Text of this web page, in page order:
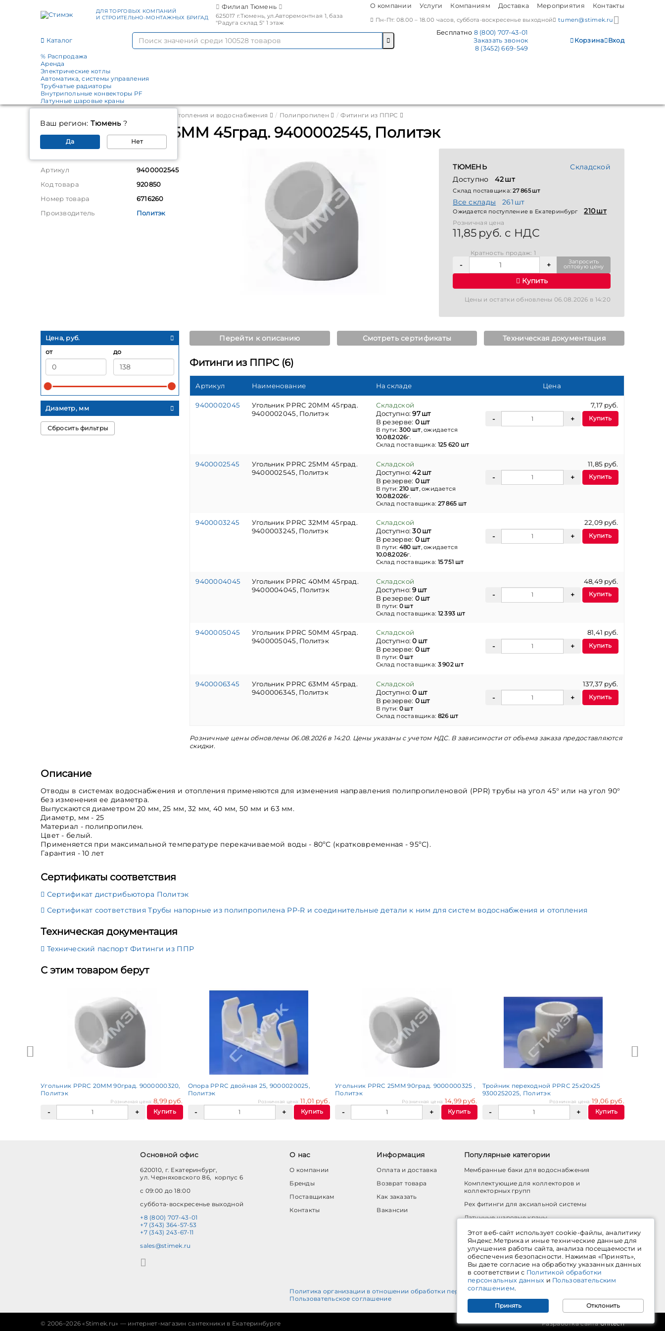
ДЛЯ ТОРГОВЫХ КОМПАНИЙ
И СТРОИТЕЛЬНО-МОНТАЖНЫХ БРИГАД
Филиал Тюмень
625017 г.Тюмень, ул.Авторемонтная 1, база
"Радуга склад 5" 1 этаж
Ваш регион: Тюмень?
Да Нет
О компании Услуги Компаниям Доставка Мероприятия Контакты
Пн-Пт: 08.00 – 18.00 часов, суббота-воскресенье выходной tumen@stimek.ru
Каталог
Бесплатно 8 (800) 707-43-01
Заказать звонок
8 (3452) 669-549
Корзина Вход
% Распродажа
Аренда
Электрические котлы
Автоматика, системы управления
Трубчатые радиаторы
Внутрипольные конвекторы PF
Латунные шаровые краны
Трубы и фитинги для отопления и водоснабжения Полипропилен Фитинги из ППРС
Угольник PPRC 25ММ 45град. 9400002545, Политэк
Артикул
9400002545
Код товара
920850
Номер товара
6716260
Производитель
Политэк
Складской
ТЮМЕНЬ
Доступно42 шт
Склад поставщика:27 865 шт
Все склады 261 шт
Ожидается поступление в Екатеринбург 210 шт
Розничная цена
11,85 руб. с НДС
Кратность продаж: 1
Запросить
оптовую цену
Купить
Цены и остатки обновлены 06.08.2026 в 14:20
Цена, руб.
от
до
Диаметр, мм
Сбросить фильтры
Перейти к описанию Смотреть сертификаты Техническая документация
Фитинги из ППРС (6)
Артикул Наименование На складе Цена
9400002045
Угольник PPRC 20ММ 45град.
9400002045, Политэк
Складской
Доступно:97 шт
В резерве: 0 шт
В пути: 300 шт, ожидается
10.08.2026г.
Склад поставщика: 125 620 шт
7,17 руб.
Купить
9400002545
Угольник PPRC 25ММ 45град.
9400002545, Политэк
Складской
Доступно:42 шт
В резерве: 0 шт
В пути: 210 шт , ожидается
10.08.2026г.
Склад поставщика: 27 865 шт
11,85 руб.
Купить
9400003245
Угольник PPRC 32MМ 45град.
9400003245, Политэк
Складской
Доступно:30 шт
В резерве: 0 шт
В пути: 480 шт, ожидается
10.08.2026г.
Склад поставщика: 15 751 шт
22,09 руб.
Купить
9400004045
Угольник PPRC 40ММ 45град.
9400004045, Политэк
Складской
Доступно:9 шт
В резерве: 0 шт
В пути: 0 шт
Склад поставщика: 12 393 шт
48,49 руб.
Купить
9400005045
Угольник PPRC 50ММ 45град.
9400005045, Политэк
Складской
Доступно:0 шт
В резерве: 0 шт
В пути: 0 шт
Склад поставщика: 3 902 шт
81,41 руб.
Купить
9400006345
Угольник PPRC 63ММ 45град.
9400006345, Политэк
Складской
Доступно:0 шт
В резерве: 0 шт
В пути: 0 шт
Склад поставщика: 826 шт
137,37 руб.
Купить
Розничные цены обновлены 06.08.2026 в 14:20. Цены указаны с учетом НДС. В зависимости от объема заказа предоставляются
скидки.
Описание
Отводы в системах водоснабжения и отопления применяются для изменения направления полипропиленовой (PPR) трубы на угол 45° или на угол 90°
без изменения ее диаметра.
Выпускаются диаметром 20 мм, 25 мм, 32 мм, 40 мм, 50 мм и 63 мм.
Диаметр, мм - 25
Материал - полипропилен.
Цвет - белый.
Применяется при максимальной температуре перекачиваемой воды - 80ºС (кратковременная - 95ºС).
Гарантия - 10 лет
Сертификаты соответствия
Сертификат дистрибьютора Политэк
Сертификат соответствия Трубы напорные из полипропилена PP-R и соединительные детали к ним для систем водоснабжения и отопления
Техническая документация
Технический паспорт Фитинги из ППР
С этим товаром берут
Угольник PPRC 20ММ 90град. 9000000320,
Политэк
Розничная цена: 8,99 руб.
Купить
Опора PPRC двойная 25, 9000020025,
Политэк
Розничная цена:11,01 руб.
Купить
Угольник PPRC 25ММ 90град. 9000000325 ,
Политэк
Розничная цена: 14,99 руб.
Купить
Тройник переходной PPRC 25х20х25
9300252025, Политэк
Розничная цена:19,06 руб.
Купить
Основной офис
620010, г. Екатеринбург,
ул. Черняховского 86, корпус 6
с 09:00 до 18:00
суббота-воскресенье выходной
+8 (800) 707-43-01
+7 (343) 364-57-53
+7 (343) 243-67-11
sales@stimek.ru
О нас
О компании
Бренды
Поставщикам
Контакты
Информация
Оплата и доставка
Возврат товара
Как заказать
Вакансии
Популярные категории
Мембранные баки для водоснабжения
Комплектующие для коллекторов и
коллекторных групп
Pex фитинги для аксиальной системы
Латунные шаровые краны
Обратные клапаны
Коаксиальная традиционная система
Котлы настенные газовые
Герметики
Политика организации в отношении обработки персональных данных
Пользовательское соглашение
© 2006–2026 «Stimek.ru» — интернет-магазин сантехники в Екатеринбурге Разработка сайтаUnitech
Этот веб-сайт использует cookie-файлы, аналитику
Яндекс.Метрика и иные технические данные для
улучшения работы сайта, анализа посещаемости и
обеспечения безопасности. Нажимая «Принять»,
Вы даете согласие на обработку указанных данных
в соответствии с Политикой обработки
персональных данных и Пользовательским
соглашением.
Принять Отклонить